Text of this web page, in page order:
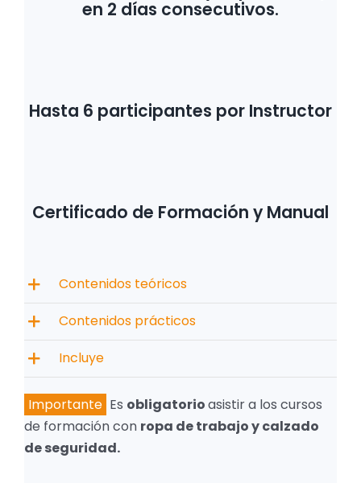
en 2 días consecutivos.
Hasta 6 participantes por Instructor
Certificado de Formación y Manual
Contenidos teóricos
Contenidos prácticos
Incluye
Importante Es obligatorioasistir a los cursos
de formación con ropa de trabajo y calzado
de seguridad.